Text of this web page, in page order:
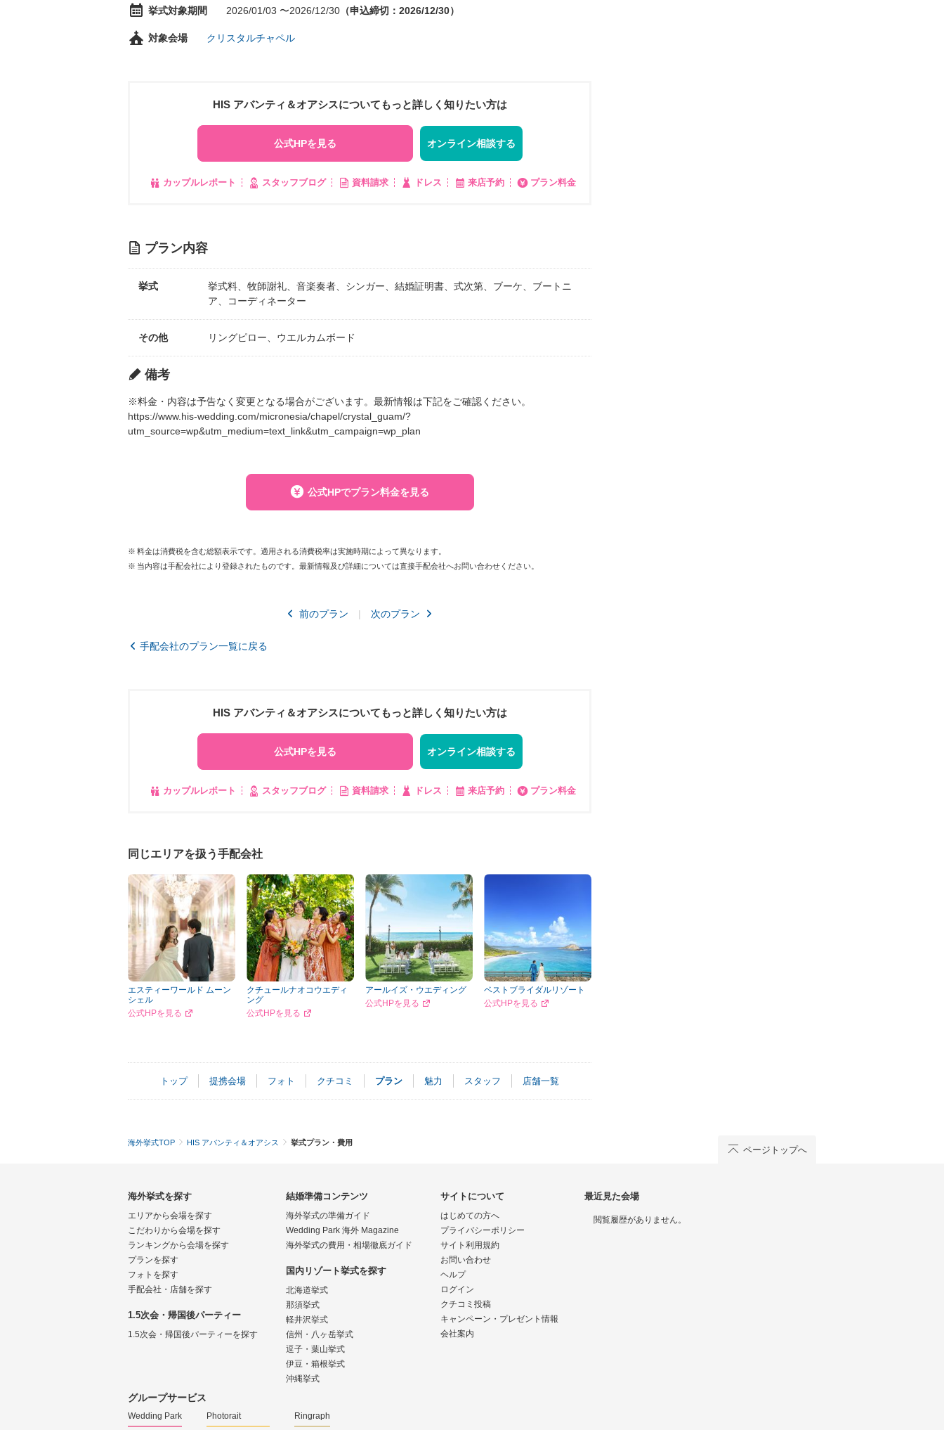
挙式対象期間 2026/01/03 〜2026/12/30 （申込締切：2026/12/30）
対象会場 クリスタルチャペル
HIS アバンティ＆オアシスについてもっと詳しく知りたい方は
公式HPを見る オンライン相談する
カップルレポート スタッフブログ 資料請求 ドレス 来店予約 プラン料金
プラン内容
挙式
挙式料、牧師謝礼、音楽奏者、シンガー、結婚証明書、式次第、ブーケ、ブートニ
ア、コーディネーター
その他 リングピロー、ウエルカムボード
備考
※料金・内容は予告なく変更となる場合がございます。最新情報は下記をご確認ください。
https://www.his-wedding.com/micronesia/chapel/crystal_guam/?
utm_source=wp&utm_medium=text_link&utm_campaign=wp_plan
公式HPでプラン料金を見る
料金は消費税を含む総額表示です。適用される消費税率は実施時期によって異なります。
当内容は手配会社により登録されたものです。最新情報及び詳細については直接手配会社へお問い合わせください。
前のプラン 次のプラン
手配会社のプラン一覧に戻る
HIS アバンティ＆オアシスについてもっと詳しく知りたい方は
公式HPを見る オンライン相談する
カップルレポート スタッフブログ 資料請求 ドレス 来店予約 プラン料金
同じエリアを扱う手配会社
エスティーワールド ムーン
シェル
公式HPを見る
クチュールナオコウエディ
ング
公式HPを見る
アールイズ・ウエディング
公式HPを見る
ベストブライダルリゾート
公式HPを見る
トップ 提携会場 フォト クチコミ プラン 魅力 スタッフ 店舗一覧
海外挙式TOP HIS アバンティ＆オアシス 挙式プラン・費用
海外挙式を探す
エリアから会場を探す
こだわりから会場を探す
ランキングから会場を探す
プランを探す
フォトを探す
手配会社・店舗を探す
1.5次会・帰国後パーティー
1.5次会・帰国後パーティーを探す
結婚準備コンテンツ
海外挙式の準備ガイド
Wedding Park 海外 Magazine
海外挙式の費用・相場徹底ガイド
国内リゾート挙式を探す
北海道挙式
那須挙式
軽井沢挙式
信州・八ヶ岳挙式
逗子・葉山挙式
伊豆・箱根挙式
沖縄挙式
サイトについて
はじめての方へ
プライバシーポリシー
サイト利用規約
お問い合わせ
ヘルプ
ログイン
クチコミ投稿
キャンペーン・プレゼント情報
会社案内
最近見た会場
閲覧履歴がありません。
ページトップへ
グループサービス
Wedding Park Photorait Ringraph